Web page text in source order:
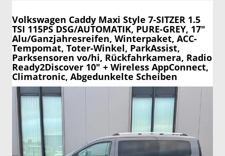
Volkswagen Caddy Maxi Style 7-SITZER 1.5
TSI 115PS DSG/AUTOMATIK, PURE-GREY, 17"
Alu/Ganzjahresreifen, Winterpaket, ACC-
Tempomat, Toter-Winkel, ParkAssist,
Parksensoren vo/hi, Rückfahrkamera, Radio
Ready2Discover 10" + Wireless AppConnect,
Climatronic, Abgedunkelte Scheiben